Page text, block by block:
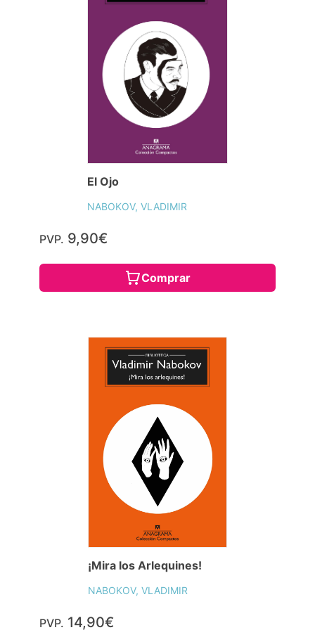
El Ojo
NABOKOV, VLADIMIR
PVP. 9,90€
Comprar
¡Mira los Arlequines!
NABOKOV, VLADIMIR
PVP. 14,90€